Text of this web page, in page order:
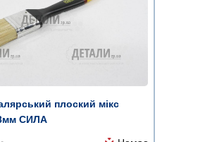
плоский мікс
СИЛА